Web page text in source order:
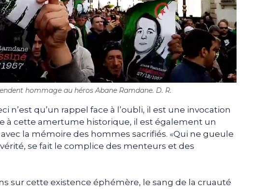
hommage au héros Abane Ramdane. D. R.
n’est qu’un rappel face à l’oubli, il est une invocation
à cette amertume historique, il est également un
la mémoire des hommes sacrifiés. «Qui ne gueule
se fait le complice des menteurs et des
sur cette existence éphémère, le sang de la cruauté